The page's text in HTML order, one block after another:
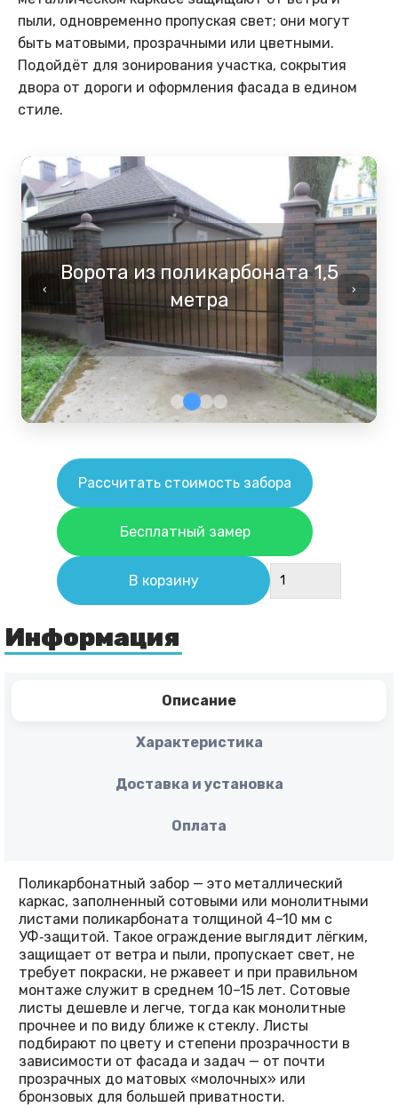
пыли, одновременно пропуская свет; они могут
быть матовыми, прозрачными или цветными.
Подойдёт для зонирования участка, сокрытия
двора от дороги и оформления фасада в едином
стиле.
Ворота из поликарбоната 1,5
метра
‹ ›
Рассчитать стоимость забора
Бесплатный замер
В корзину
Информация
Описание
Характеристика
Доставка и установка
Оплата
Поликарбонатный забор — это металлический
каркас, заполненный сотовыми или монолитными
листами поликарбоната толщиной 4–10 мм с
УФ‑защитой. Такое ограждение выглядит лёгким,
защищает от ветра и пыли, пропускает свет, не
требует покраски, не ржавеет и при правильном
монтаже служит в среднем 10–15 лет. Сотовые
листы дешевле и легче, тогда как монолитные
прочнее и по виду ближе к стеклу. Листы
подбирают по цвету и степени прозрачности в
зависимости от фасада и задач — от почти
прозрачных до матовых «молочных» или
бронзовых для большей приватности.